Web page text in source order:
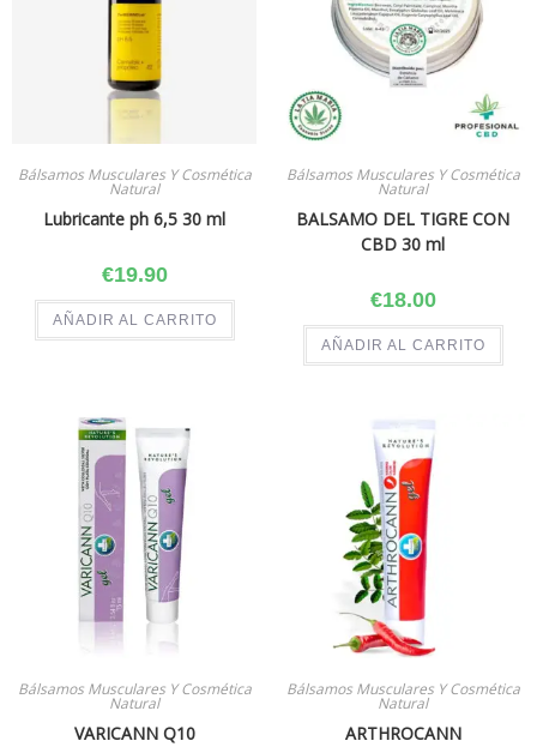
Bálsamos Musculares Y Cosmética
Natural
Lubricante ph 6,5 30 ml
€19.90
AÑADIR AL CARRITO
Bálsamos Musculares Y Cosmética
Natural
BALSAMO DEL TIGRE CON
CBD 30 ml
€18.00
AÑADIR AL CARRITO
Bálsamos Musculares Y Cosmética
Natural
VARICANN Q10
Bálsamos Musculares Y Cosmética
Natural
ARTHROCANN